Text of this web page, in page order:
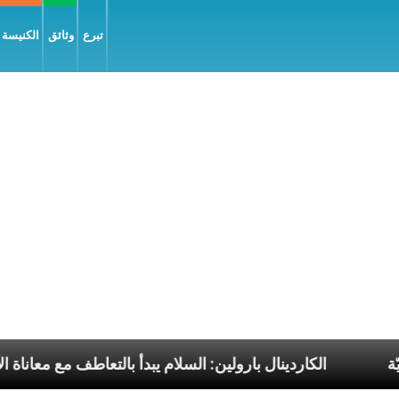
وثائق تبرع
الكاردينال بارولين: السلام يبدأ البابا الرسوليّة